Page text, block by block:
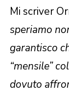
Mi scriver
speriamo
garantisco
“mensile”
dovuto